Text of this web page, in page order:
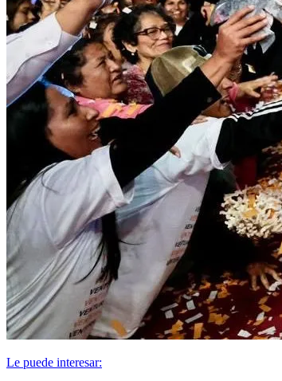
Le puede interesar: